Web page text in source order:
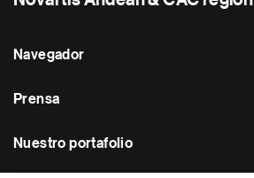
Navegador
Prensa
Nuestro portafolio